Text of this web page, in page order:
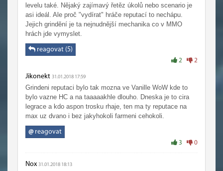
levelu také. Nějaký zajímavý řetěz úkolů nebo scenario je
asi ideál. Ale proč "vydírat" hráče reputací to nechápu.
Jejich grindění je ta nejnudnější mechanika co v MMO
hrách jde vymyslet.
reagovat (5)
2 2
Jikonekt 31.01.2018 17:59
Grindeni reputaci bylo tak mozna ve Vanille WoW kde to
bylo vazne HC a na taaaaakhle dlouho. Dneska je to cira
legrace a kdo aspon trosku rhaje, ten ma ty reputace na
max uz dvano i bez jakyhokoli farmeni cehokoli.
@reagovat
3 0
Nox 31.01.2018 18:13